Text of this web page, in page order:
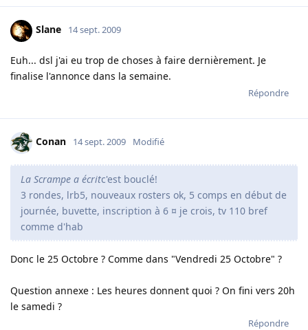
Slane 14 sept. 2009
Euh... dsl j'ai eu trop de choses à faire dernièrement. Je
finalise l'annonce dans la semaine.
Répondre
Conan 14 sept. 2009 Modifié
La Scrampe a écritc'est bouclé!
3 rondes, lrb5, nouveaux rosters ok, 5 comps en début de
journée, buvette, inscription à 6 ¤ je crois, tv 110 bref
comme d'hab
Donc le 25 Octobre ? Comme dans "Vendredi 25 Octobre" ?
Question annexe : Les heures donnent quoi ? On fini vers 20h
le samedi ?
Répondre